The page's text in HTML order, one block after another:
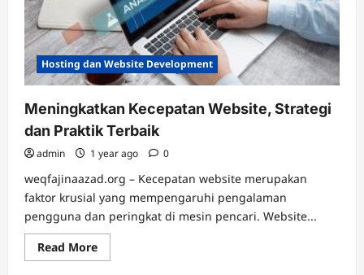
Hosting dan Website Development
Meningkatkan Kecepatan Website, Strategi
dan Praktik Terbaik
admin 1 year ago 0
weqfajinaazad.org – Kecepatan website merupakan
faktor krusial yang mempengaruhi pengalaman
pengguna dan peringkat di mesin pencari. Website...
Read MoreRead
more